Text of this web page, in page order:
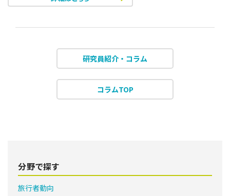
研究員紹介・コラム
コラムTOP
分野で探す
旅行者動向